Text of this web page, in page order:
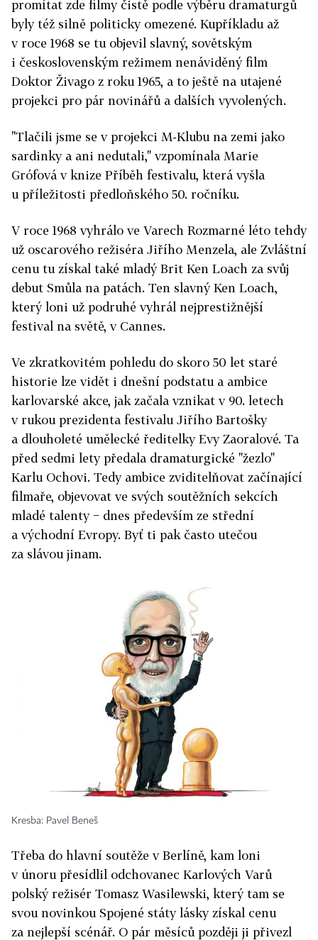
promítat zde filmy čistě podle výběru dramaturgů
byly též silně politicky omezené. Kupříkladu až
v roce 1968 se tu objevil slavný, sovětským
i československým režimem nenáviděný film
Doktor Živago z roku 1965, a to ještě na utajené
projekci pro pár novinářů a dalších vyvolených.
"Tlačili jsme se v projekci M-Klubu na zemi jako
sardinky a ani nedutali," vzpomínala Marie
Grófová v knize Příběh festivalu, která vyšla
u příležitosti předloňského 50. ročníku.
V roce 1968 vyhrálo ve Varech Rozmarné léto tehdy
už oscarového režiséra Jiřího Menzela, ale Zvláštní
cenu tu získal také mladý Brit Ken Loach za svůj
debut Smůla na patách. Ten slavný Ken Loach,
který loni už podruhé vyhrál nejprestižnější
festival na světě, v Cannes.
Ve zkratkovitém pohledu do skoro 50 let staré
historie lze vidět i dnešní podstatu a ambice
karlovarské akce, jak začala vznikat v 90. letech
v rukou prezidenta festivalu Jiřího Bartošky
a dlouholeté umělecké ředitelky Evy Zaoralové. Ta
před sedmi lety předala dramaturgické "žezlo"
Karlu Ochovi. Tedy ambice zviditelňovat začínající
filmaře, objevovat ve svých soutěžních sekcích
mladé talenty − dnes především ze střední
a východní Evropy. Byť ti pak často utečou
za slávou jinam.
Kresba: Pavel Beneš
Třeba do hlavní soutěže v Berlíně, kam loni
v únoru přesídlil odchovanec Karlových Varů
polský režisér Tomasz Wasilewski, který tam se
svou novinkou Spojené státy lásky získal cenu
za nejlepší scénář. O pár měsíců později ji přivezl